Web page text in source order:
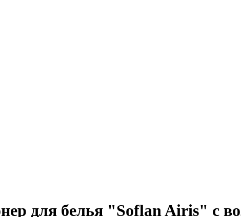
для белья "Soflan Airis" с